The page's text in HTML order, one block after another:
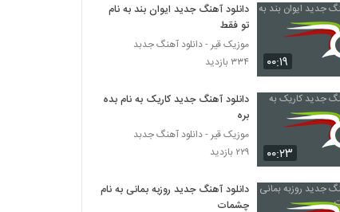
Amir Mottaghi Talab Mah Pishooni
۲۶۸ بازدید
دانلود آهنگ علی سیف رک بگم
۴۴۴ بازدید
موزیک زیبای دلارام از علیرضا عطایی
۲۹۴ بازدید
۰۰:۱۹
دانلود آهنگ جدید ایوان بند به نام
تو فقط
موزیک قیر - دانلود آهنگ جدبد
۳۳۴ بازدید
۰۰:۲۳
دانلود آهنگ جدید کاریک به نام بده
بره
موزیک قیر - دانلود آهنگ جدبد
۲۲۹ بازدید
دانلود آهنگ جدید روزبه بمانی به نام
چشمات